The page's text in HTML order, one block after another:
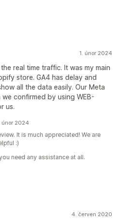
1. únor 2024
real time traffic. It was my main
store. GA4 has delay and
all the data easily. Our Meta
confirmed by using WEB-
us.
únor 2024
It is much appreciated! We are
:)
need any assistance at all.
4. červen 2020